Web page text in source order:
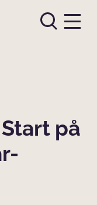
på